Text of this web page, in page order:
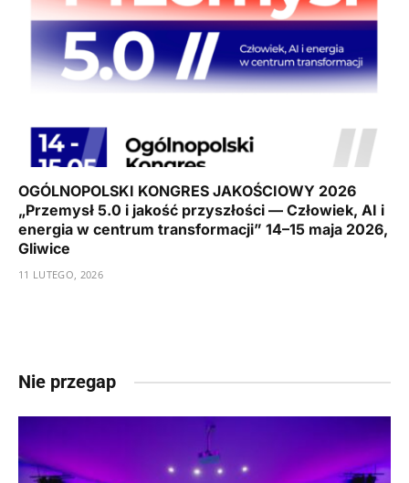
OGÓLNOPOLSKI KONGRES JAKOŚCIOWY 2026
„Przemysł 5.0 i jakość przyszłości — Człowiek, AI i
energia w centrum transformacji” 14–15 maja 2026,
Gliwice
11 LUTEGO, 2026
Nie przegap